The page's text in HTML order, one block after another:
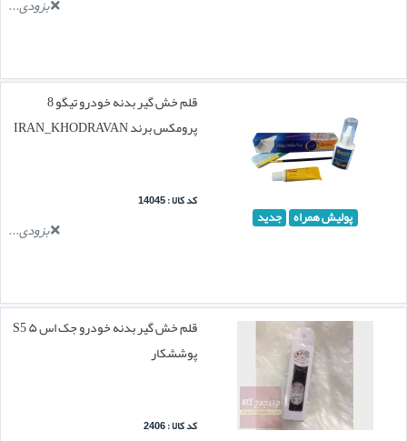
پولیش همراه جدید
قلم خش گیر بدنه خودرو تیگو 8
پرومکس برند IRAN_KHODRAVAN
کد کالا : 14045
بزودی...
قلم خش گیر بدنه خودرو جک اس ۵ S5
پوششکار
کد کالا : 2406